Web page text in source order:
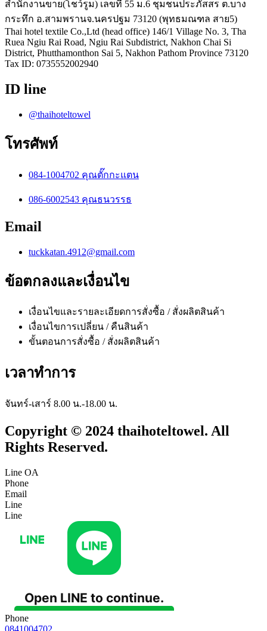
สำนักงานขาย(โชว์รูม) เลขที่ 55 ม.6 ชุมชนประภัสสร ต.บาง
กระทึก อ.สามพรานจ.นครปฐม 73120 (พุทธมณฑล สาย5)
Thai hotel textile Co.,Ltd (head office) 146/1 Village No. 3, Tha
Ruea Ngiu Rai Road, Ngiu Rai Subdistrict, Nakhon Chai Si
District, Phutthamonthon Sai 5, Nakhon Pathom Province 73120
Tax ID: 0735552002940
ID line
@thaihoteltowel
โทรศัพท์
084-1004702 คุณตั๊กกะแตน
086-6002543 คุณธนวรรธ
Email
tuckkatan.4912@gmail.com
ข้อตกลงและเงื่อนไข
เงื่อนไขและรายละเอียดการสั่งซื้อ / สั่งผลิตสินค้า
เงื่อนไขการเปลี่ยน / คืนสินค้า
ขั้นตอนการสั่งซื้อ / สั่งผลิตสินค้า
เวลาทำการ
จันทร์-เสาร์ 8.00 น.-18.00 น.
Copyright © 2024 thaihoteltowel. All
Rights Reserved.
Line OA
Phone
Email
Line
Line
Phone
0841004702